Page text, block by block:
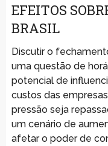
EFEITOS
BRASIL
Discutir o
uma questão de
potencial de
custos das
pressão seja
um cenário de
afetar o poder de